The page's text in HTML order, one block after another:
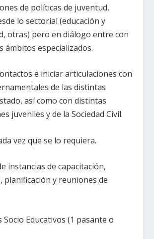
de políticas de juventud,
lo sectorial (educación y
otras) pero en diálogo entre con
ámbitos especializados.
e iniciar articulaciones con
de las distintas
así como con distintas
juveniles y de la Sociedad Civil.
vez que se lo requiera.
instancias de capacitación,
planificación y reuniones de
Socio Educativos (1 pasante o